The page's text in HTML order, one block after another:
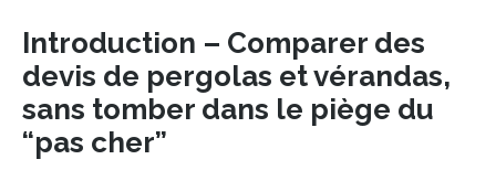
Introduction – Comparer des
devis de pergolas et vérandas,
sans tomber dans le piège du
“pas cher”